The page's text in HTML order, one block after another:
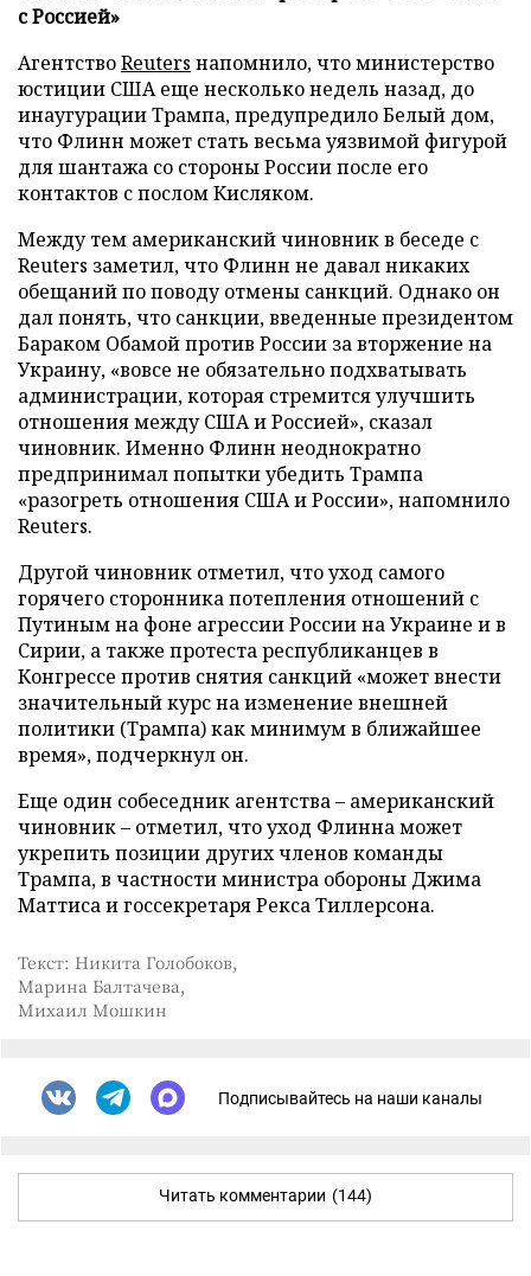
с Россией»
АгентствоReuters напомнило, что министерство
юстиции США еще несколько недель назад, до
инаугурации Трампа, предупредило Белый дом,
что Флинн может стать весьма уязвимой фигурой
для шантажа со стороны России после его
контактов с послом Кисляком.
Между тем американский чиновник в беседе с
Reuters заметил, что Флинн не давал никаких
обещаний по поводу отмены санкций. Однако он
дал понять, что санкции, введенные президентом
Бараком Обамой против России за вторжение на
Украину, «вовсе не обязательно подхватывать
администрации, которая стремится улучшить
отношения между США и Россией», сказал
чиновник. Именно Флинн неоднократно
предпринимал попытки убедить Трампа
«разогреть отношения США и России», напомнило
Reuters.
Другой чиновник отметил, что уход самого
горячего сторонника потепления отношений с
Путиным на фоне агрессии России на Украине и в
Сирии, а также протеста республиканцев в
Конгрессе против снятия санкций «может внести
значительный курс на изменение внешней
политики (Трампа) как минимум в ближайшее
время», подчеркнул он.
Еще один собеседник агентства – американский
чиновник – отметил, что уход Флинна может
укрепить позиции других членов команды
Трампа, в частности министра обороны Джима
Маттиса и госсекретаря Рекса Тиллерсона.
Текст: Никита Голобоков,
Марина Балтачева,
Михаил Мошкин
Подписывайтесь на наши каналы
Читать комментарии (144)